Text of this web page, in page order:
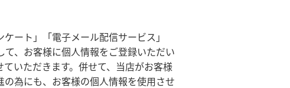
初めてのお客様
ート」「電子メール配信サービス」
て、お客様に個人情報をご登録いただい
いただきます。併せて、当店がお客様
為にも、お客様の個人情報を使用させ